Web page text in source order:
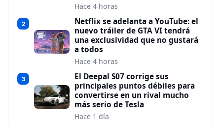
Hace 4 horas
2
Netflix se adelanta a YouTube: el
nuevo tráiler de GTA VI tendrá
una exclusividad que no gustará
a todos
Hace 4 horas
3
El Deepal S07 corrige sus
principales puntos débiles para
convertirse en un rival mucho
más serio de Tesla
Hace 1 día